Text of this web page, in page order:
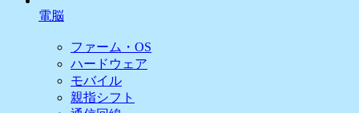
電脳
ファーム・OS
ハードウェア
モバイル
親指シフト